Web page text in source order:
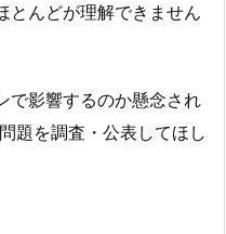
とんどが理解できません
で影響するのか懸念され
題を調査・公表してほし